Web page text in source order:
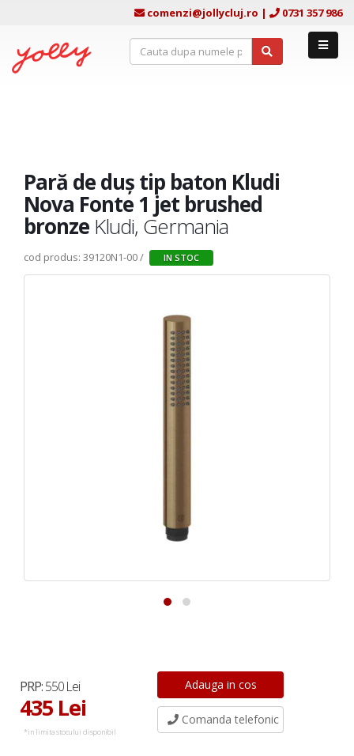
comenzi@jollycluj.ro | 0731 357 986
Pară de duș tip baton Kludi
Nova Fonte 1 jet brushed
bronze Kludi, Germania
cod produs: 39120N1-00 / IN STOC
PRP:550 Lei
435 Lei
*in limita stocului disponibil
Comanda telefonic